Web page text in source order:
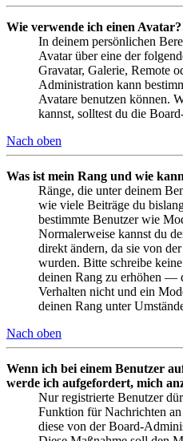
Wie verwende ich einen Avatar?
In deinem persönlichen
Avatar über eine der
Gravatar, Galerie, Remote
Administration kann
Avatare benutzen können.
kannst, solltest du die
Nach oben
Was ist mein Rang und wie
Ränge, die unter deinem
wie viele Beiträge du
bestimmte Benutzer wie
Normalerweise kannst du
direkt ändern, da sie von
wurden. Bitte schreibe
deinen Rang zu erhöhen —
Verhalten nicht und ein
deinen Rang unter
Nach oben
Wenn ich bei einem Benutzer
werde ich aufgefordert, mich
Nur registrierte Benutzer
Funktion für Nachrichten
diese von der Board-